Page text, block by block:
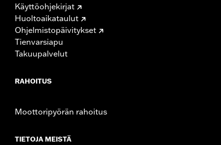
Käyttöohjekirjat
Huoltoaikataulut
Ohjelmistopäivitykset
Tienvarsiapu
Takuupalvelut
RAHOITUS
Moottoripyörän rahoitus
TIETOJA MEISTÄ